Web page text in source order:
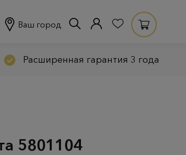
Ваш город
Расширенная гарантия 3 года
5801104